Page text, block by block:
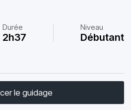
Durée
2h37
Niveau
Débutant
le guidage